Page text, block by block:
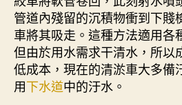
管道內殘留的沉積物衝到下賤
車將其吸走。這種方法適用各
但由於用水需求干清水，所以
低成本，現在的清淤車大多備
用下水道中的汙水。